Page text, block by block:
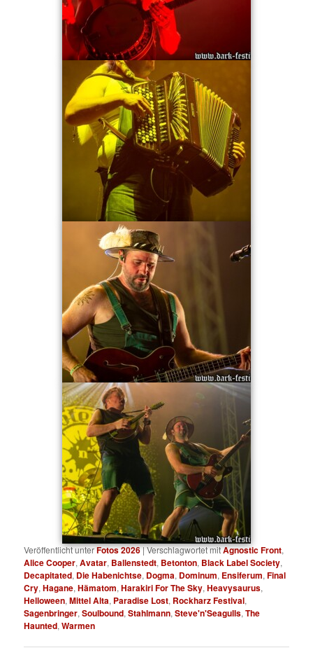
Veröffentlicht unterFotos 2026|Verschlagwortet mitAgnostic Front,
Alice Cooper,Avatar, Ballenstedt, Betonton, Black Label Society,
Decapitated, Die Habenichtse, Dogma, Dominum, Ensiferum,Final
Cry,Hagane,Hämatom,Harakiri For The Sky,Heavysaurus,
Helloween,Mittel Alta, Paradise Lost, Rockharz Festival,
Sagenbringer,Soulbound,Stahlmann,Steve'n'Seagulls,The
Haunted,Warmen